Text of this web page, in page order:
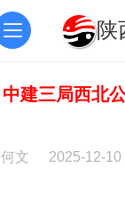
陕
中建三局西北
何文 2025-12-10